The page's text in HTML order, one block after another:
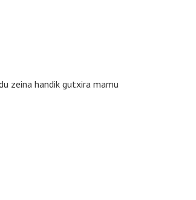
zeina handik gutxira mamu